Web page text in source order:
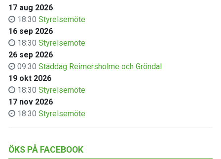
17 aug 2026
18:30 Styrelsemöte
16 sep 2026
18:30 Styrelsemöte
26 sep 2026
09:30 Städdag Reimersholme och Gröndal
19 okt 2026
18:30 Styrelsemöte
17 nov 2026
18:30 Styrelsemöte
ÖKS PÅ FACEBOOK